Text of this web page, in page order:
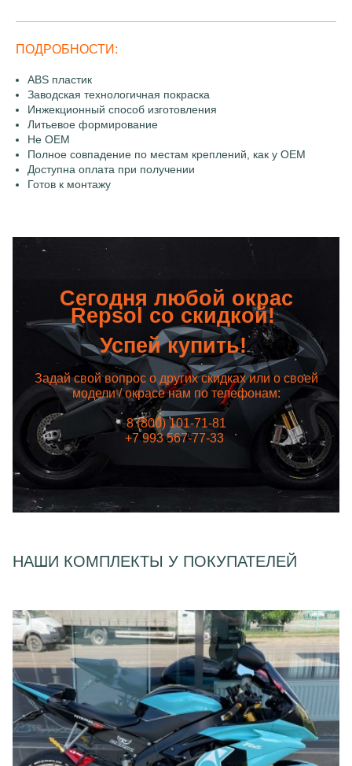
ПОДРОБНОСТИ:
ABS пластик
Заводская технологичная покраска
Инжекционный способ изготовления
Литьевое формирование
Не OEM
Полное совпадение по местам креплений, как у OEM
Доступна оплата при получении
Готов к монтажу
Сегодня любой окрас
Repsol со скидкой!
Успей купить!
Задай свой вопрос о других скидках или о своей
модели / окрасе нам по телефонам:
8 (800) 101-71-81
+7 993 567-77-33
НАШИ КОМПЛЕКТЫ У ПОКУПАТЕЛЕЙ